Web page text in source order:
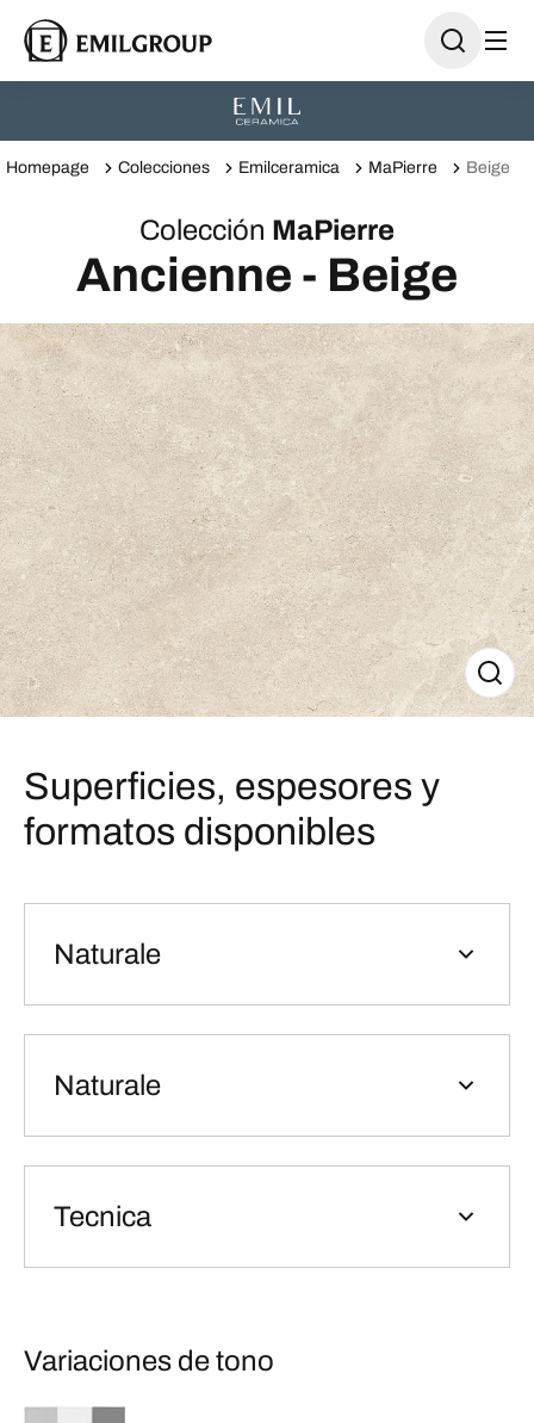
Homepage Colecciones Emilceramica MaPierre Beige
Colección MaPierre
Ancienne - Beige
Superficies, espesores y
formatos disponibles
Naturale
Naturale
Tecnica
Variaciones de tono